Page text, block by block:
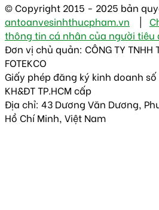
© Copyright 2015 - 2025 bản
antoanvesinhthucpham.vn |
thông tin cá nhân của người tiêu
Đơn vị chủ quản: CÔNG TY TNHH
FOTEKCO
Giấy phép đăng ký kinh doanh số
KH&ĐT TP.HCM cấp
Địa chỉ: 43 Dương Văn Dương,
Hồ Chí Minh, Việt Nam